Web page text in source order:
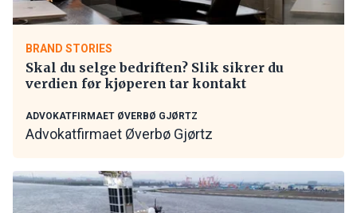
BRAND STORIES
Skal du selge bedriften? Slik sikrer du
verdien før kjøperen tar kontakt
ADVOKATFIRMAET ØVERBØ GJØRTZ
Advokatfirmaet Øverbø Gjørtz